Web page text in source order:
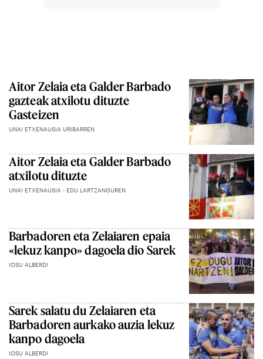
Aitor Zelaia eta Galder Barbado
gazteak atxilotu dituzte
Gasteizen
UNAI ETXENAUSIA URIBARREN
Aitor Zelaia eta Galder Barbado
atxilotu dituzte
UNAI ETXENAUSIA - EDU LARTZANGUREN
Barbadoren eta Zelaiaren epaia
«lekuz kanpo» dagoela dio Sarek
IOSU ALBERDI
Sarek salatu du Zelaiaren eta
Barbadoren aurkako auzia lekuz
kanpo dagoela
IOSU ALBERDI